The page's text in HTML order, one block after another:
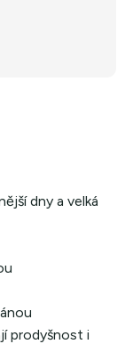
dny a velká
prodyšnost i